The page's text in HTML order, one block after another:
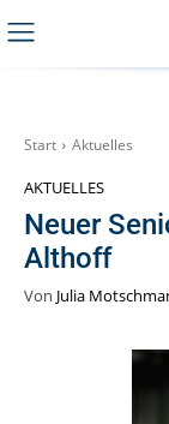
Start Aktuelles
AKTUELLES
Neuer
Althoff
Von Julia